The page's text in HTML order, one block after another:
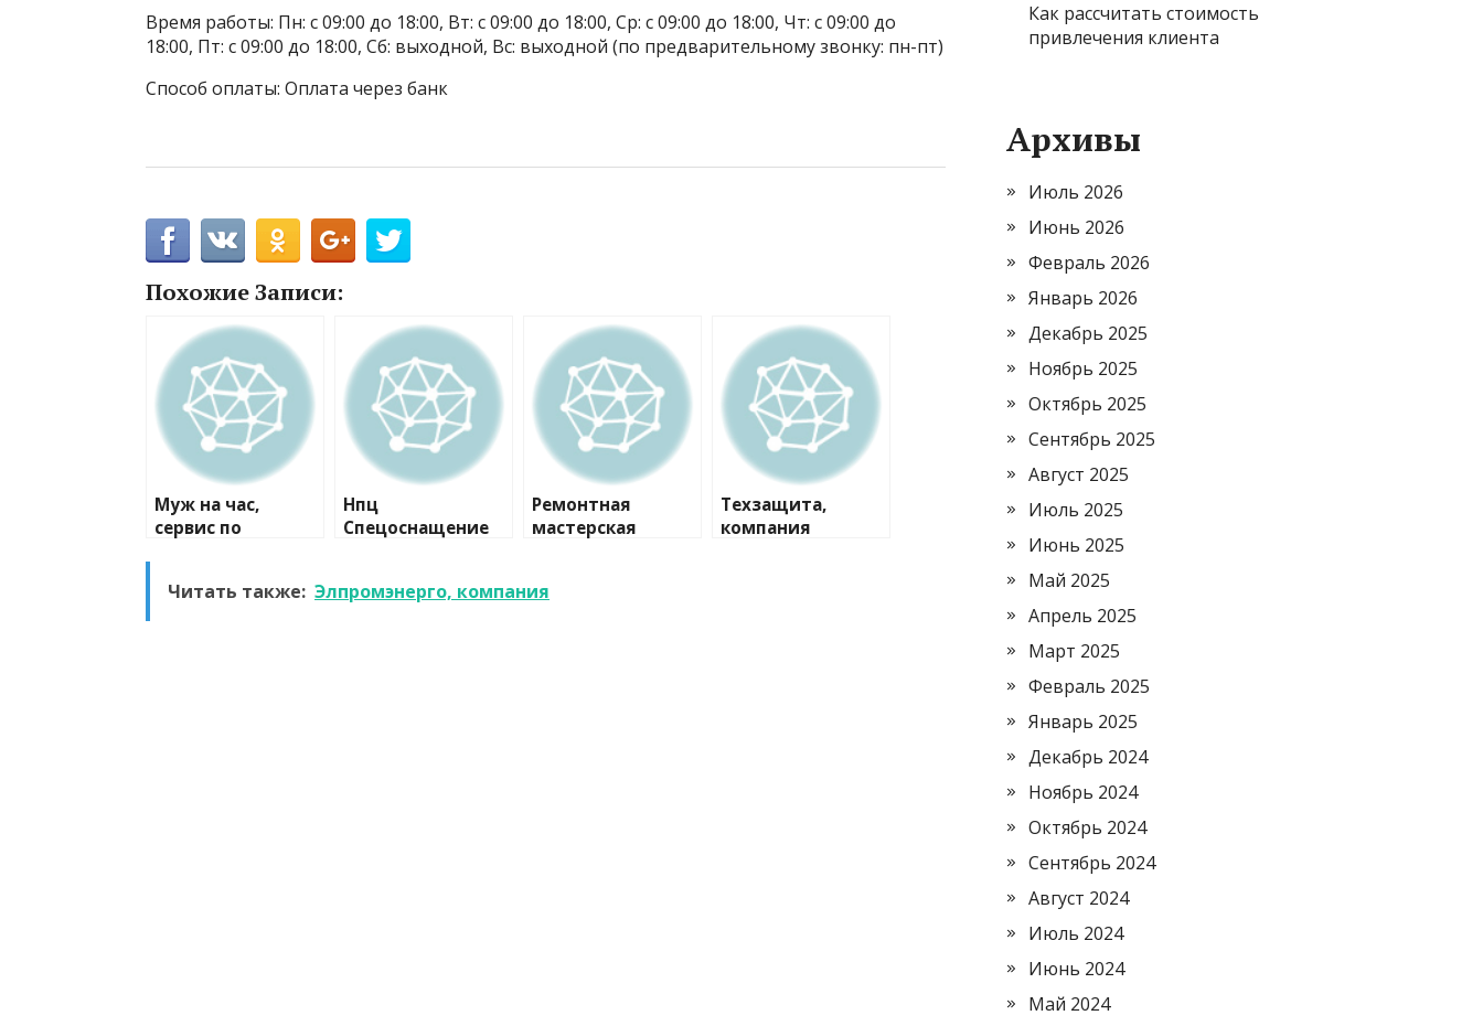
Время работы: Пн: с 09:00 до 18:00, Вт: с 09:00 до 18:00, Ср: с 09:00 до 18:00, Чт: с 09:00 до
18:00, Пт: с 09:00 до 18:00, Сб: выходной, Вс: выходной (по предварительному звонку: пн-пт)
Способ оплаты: Оплата через банк
Похожие Записи:
Муж на час,
сервис по
Нпц
Спецоснащение
Ремонтная
мастерская
Техзащита,
компания
Читать также: Элпромэнерго, компания
Как рассчитать стоимость
привлечения клиента
Архивы
Июль 2026
Июнь 2026
Февраль 2026
Январь 2026
Декабрь 2025
Ноябрь 2025
Октябрь 2025
Сентябрь 2025
Август 2025
Июль 2025
Июнь 2025
Май 2025
Апрель 2025
Март 2025
Февраль 2025
Январь 2025
Декабрь 2024
Ноябрь 2024
Октябрь 2024
Сентябрь 2024
Август 2024
Июль 2024
Июнь 2024
Май 2024